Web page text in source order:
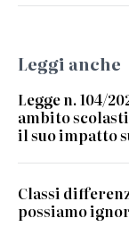
Leggi anche
Legge n. 104/
ambito
il suo impatto
Classi
possiamo